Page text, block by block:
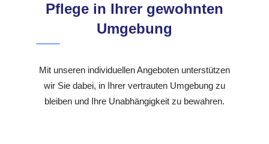
Pflege in Ihrer gewohnten
Umgebung
Mit unseren individuellen Angeboten unterstützen
wir Sie dabei, in Ihrer vertrauten Umgebung zu
bleiben und Ihre Unabhängigkeit zu bewahren.